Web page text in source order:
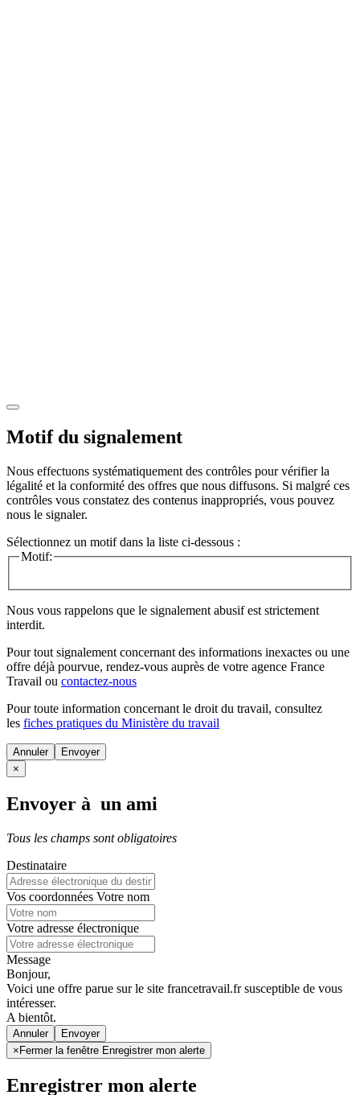
Motif du signalement
Nous effectuons systématiquement des contrôles pour vérifier la
légalité et la conformité des offres que nous diffusons. Si malgré ces
contrôles vous constatez des contenus inappropriés, vous pouvez
nous le signaler.
Sélectionnez un motif dans la liste ci-dessous :
Motif:
Nous vous rappelons que le signalement abusif est strictement
interdit.
Pour tout signalement concernant des informations inexactes ou une
offre déjà pourvue, rendez-vous auprès de votre agence France
Travail ou contactez-nous
Pour toute information concernant le droit du travail, consultez
les fiches pratiques du Ministère du travail
Annuler
×
Envoyer à un ami
Tous les champs sont obligatoires
Destinataire
Vos coordonnées Votre nom
Votre adresse électronique
Message
Bonjour,
Voici une offre parue sur le site francetravail.fr susceptible de vous
intéresser.
A bientôt.
Annuler
× Fermer la fenêtre Enregistrer mon alerte
Enregistrer mon alerte